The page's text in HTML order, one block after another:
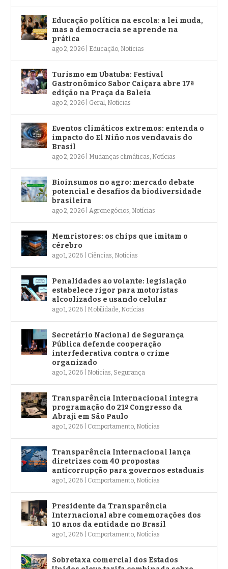
Educação política na escola: a lei muda,
mas a democracia se aprende na
prática
ago 2, 2026 Educação, Notícias
Turismo em Ubatuba: Festival
Gastronômico Sabor Caiçara abre 17ª
edição na Praça da Baleia
ago 2, 2026 Geral, Notícias
Eventos climáticos extremos: entenda o
impacto do El Niño nos vendavais do
Brasil
ago 2, 2026 Mudanças climáticas, Notícias
Bioinsumos no agro: mercado debate
potencial e desafios da biodiversidade
brasileira
ago 2, 2026 |Agronegócios, Notícias
Memristores: os chips que imitam o
cérebro
ago 1, 2026 Ciências, Notícias
Penalidades ao volante: legislação
estabelece rigor para motoristas
alcoolizados e usando celular
ago 1, 2026 Mobilidade, Notícias
Secretário Nacional de Segurança
Pública defende cooperação
interfederativa contra o crime
organizado
ago 1, 2026 Notícias, Segurança
Transparência Internacional integra
programação do 21º Congresso da
Abraji em São Paulo
ago 1, 2026 Comportamento, Notícias
Transparência Internacional lança
diretrizes com 40 propostas
anticorrupção para governos estaduais
ago 1, 2026 Comportamento, Notícias
Presidente da Transparência
Internacional abre comemorações dos
10 anos da entidade no Brasil
ago 1, 2026 Comportamento, Notícias
Sobretaxa comercial dos Estados